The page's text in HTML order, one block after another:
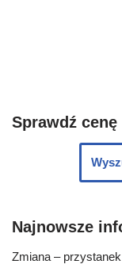
Sprawdź
Najnowsze
Zmiana –